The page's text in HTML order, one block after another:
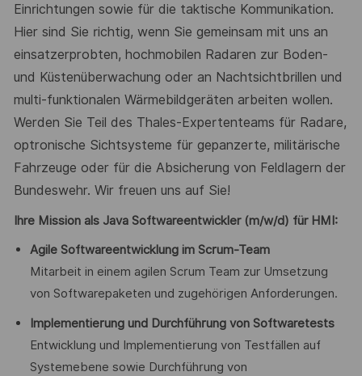
Einrichtungen sowie für die taktische Kommunikation.
Hier sind Sie richtig, wenn Sie gemeinsam mit uns an
einsatzerprobten, hochmobilen Radaren zur Boden-
und Küstenüberwachung oder an Nachtsichtbrillen und
multi-funktionalen Wärmebildgeräten arbeiten wollen.
Werden Sie Teil des Thales-Expertenteams für Radare,
optronische Sichtsysteme für gepanzerte, militärische
Fahrzeuge oder für die Absicherung von Feldlagern der
Bundeswehr. Wir freuen uns auf Sie!
Ihre Mission als Java Softwareentwickler (m/w/d) für HMI:
Agile Softwareentwicklung im Scrum-Team
Mitarbeit in einem agilen Scrum Team zur Umsetzung
von Softwarepaketen und zugehörigen Anforderungen.
Implementierung und Durchführung von Softwaretests
Entwicklung und Implementierung von Testfällen auf
Systemebene sowie Durchführung von